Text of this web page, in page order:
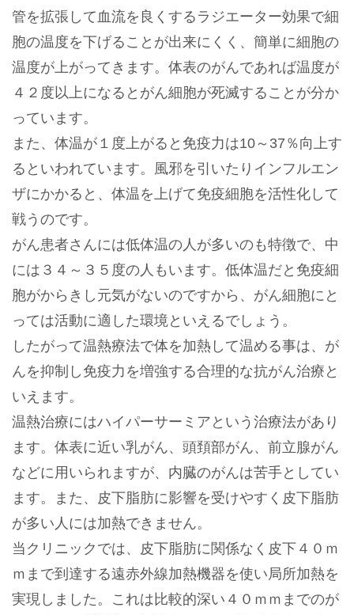
管を拡張して血流を良くするラジエーター効果で細
胞の温度を下げることが出来にくく、簡単に細胞の
温度が上がってきます。体表のがんであれば温度が
４２度以上になるとがん細胞が死滅することが分か
っています。
また、体温が１度上がると免疫力は10～37％向上す
るといわれています。風邪を引いたりインフルエン
ザにかかると、体温を上げて免疫細胞を活性化して
戦うのです。
がん患者さんには低体温の人が多いのも特徴で、中
には３４～３５度の人もいます。低体温だと免疫細
胞がからきし元気がないのですから、がん細胞にと
っては活動に適した環境といえるでしょう。
したがって温熱療法で体を加熱して温める事は、が
んを抑制し免疫力を増強する合理的な抗がん治療と
いえます。
温熱治療にはハイパーサーミアという治療法があり
ます。体表に近い乳がん、頭頚部がん、前立腺がん
などに用いられますが、内臓のがんは苦手としてい
ます。また、皮下脂肪に影響を受けやすく皮下脂肪
が多い人には加熱できません。
当クリニックでは、皮下脂肪に関係なく皮下４０ｍ
ｍまで到達する遠赤外線加熱機器を使い局所加熱を
実現しました。これは比較的深い４０ｍｍまでのが